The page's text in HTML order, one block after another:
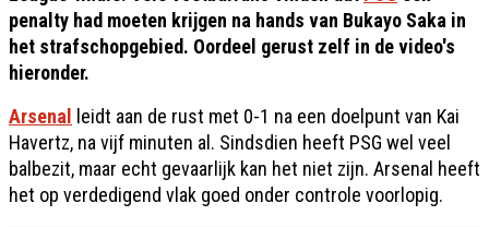
penalty had moeten krijgen na hands van Bukayo Saka in
het strafschopgebied. Oordeel gerust zelf in de video's
hieronder.
Arsenal leidt aan de rust met 0-1 na een doelpunt van Kai
Havertz, na vijf minuten al. Sindsdien heeft PSG wel veel
balbezit, maar echt gevaarlijk kan het niet zijn. Arsenal heeft
het op verdedigend vlak goed onder controle voorlopig.